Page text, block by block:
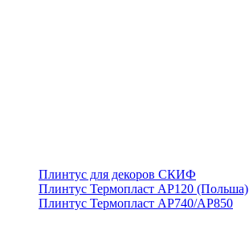
Плинтус для декоров СКИФ
Плинтус Термопласт АР120 (Польша)
Плинтус Термопласт АР740/АР850